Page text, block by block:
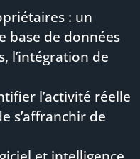
: un
base de données
l’intégration de
l’activité réelle
s’affranchir de